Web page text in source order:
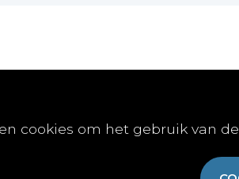
cookies om het gebruik van
Publicaties Online